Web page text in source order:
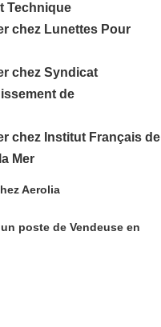
Technique
chez Lunettes Pour
chez Syndicat
de
chez Institut Français de
Mer
Aerolia
poste de Vendeuse en